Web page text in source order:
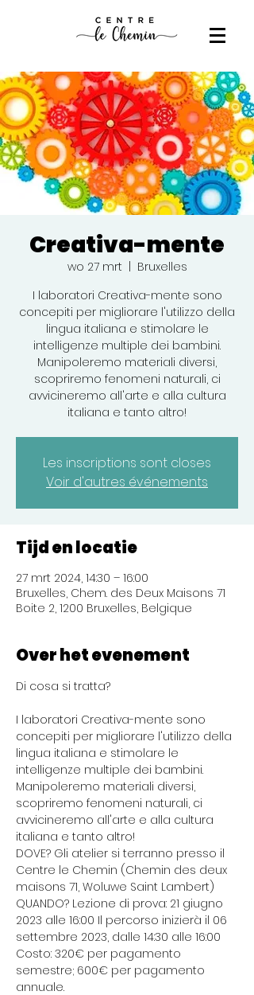
Creativa-mente
wo 27 mrt
Bruxelles
I laboratori Creativa-mente sono
concepiti per migliorare l'utilizzo della
lingua italiana e stimolare le
intelligenze multiple dei bambini.
Manipoleremo materiali diversi,
scopriremo fenomeni naturali, ci
avvicineremo all'arte e alla cultura
italiana e tanto altro!
Les inscriptions sont closes
Voir d'autres événements
Tijd en locatie
27 mrt 2024, 14:30 – 16:00
Bruxelles, Chem. des Deux Maisons 71
Boite 2, 1200 Bruxelles, Belgique
Over het evenement
I laboratori Creativa-mente sono
concepiti per migliorare l'utilizzo della
lingua italiana e stimolare le
intelligenze multiple dei bambini.
Manipoleremo materiali diversi,
scopriremo fenomeni naturali, ci
avvicineremo all'arte e alla cultura
italiana e tanto altro!
DOVE? Gli atelier si terranno presso il
Centre le Chemin (Chemin des deux
maisons 71, Woluwe Saint Lambert)
QUANDO? Lezione di prova: 21 giugno
2023 alle 16:00 Il percorso inizierà il 06
settembre 2023, dalle 14:30 alle 16:00
Costo: 320€ per pagamento
semestre; 600€ per pagamento
annuale.